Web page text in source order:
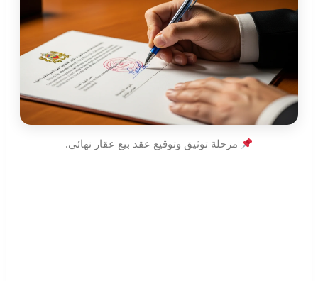
مرحلة توثيق وتوقيع عقد بيع عقار نهائي.